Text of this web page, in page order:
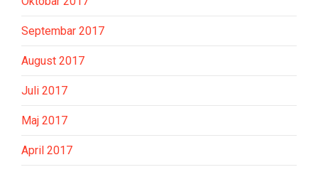
Septembar 2017
August 2017
Juli 2017
Maj 2017
April 2017